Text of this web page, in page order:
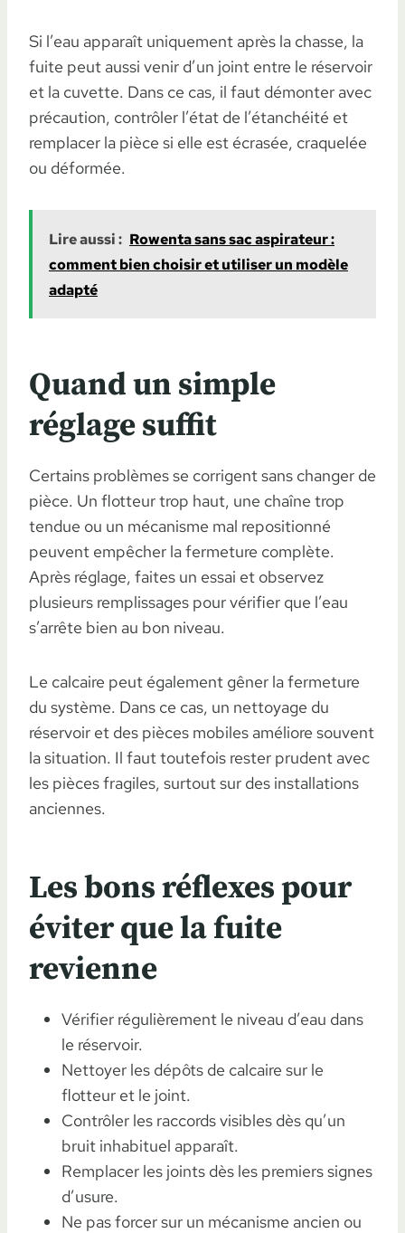
Si l’eau apparaît uniquement après la chasse, la
fuite peut aussi venir d’un joint entre le réservoir
et la cuvette. Dans ce cas, il faut démonter avec
précaution, contrôler l’état de l’étanchéité et
remplacer la pièce si elle est écrasée, craquelée
ou déformée.
Lire aussi : Rowenta sans sac aspirateur :
comment bien choisir et utiliser un modèle
adapté
Quand un simple
réglage suffit
Certains problèmes se corrigent sans changer de
pièce. Un flotteur trop haut, une chaîne trop
tendue ou un mécanisme mal repositionné
peuvent empêcher la fermeture complète.
Après réglage, faites un essai et observez
plusieurs remplissages pour vérifier que l’eau
s’arrête bien au bon niveau.
Le calcaire peut également gêner la fermeture
du système. Dans ce cas, un nettoyage du
réservoir et des pièces mobiles améliore souvent
la situation. Il faut toutefois rester prudent avec
les pièces fragiles, surtout sur des installations
anciennes.
Les bons réflexes pour
éviter que la fuite
revienne
Vérifier régulièrement le niveau d’eau dans
le réservoir.
Nettoyer les dépôts de calcaire sur le
flotteur et le joint.
Contrôler les raccords visibles dès qu’un
bruit inhabituel apparaît.
Remplacer les joints dès les premiers signes
d’usure.
Ne pas forcer sur un mécanisme ancien ou